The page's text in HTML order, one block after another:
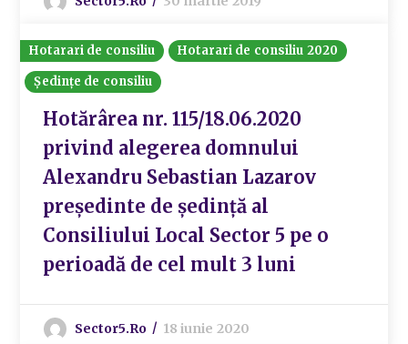
Hotarari de consiliu
Hotarari de consiliu 2020
Ședințe de consiliu
Hotărârea nr. 115/18.06.2020
privind alegerea domnului
Alexandru Sebastian Lazarov
președinte de ședință al
Consiliului Local Sector 5 pe o
perioadă de cel mult 3 luni
Sector5.ro 18 iunie 2020